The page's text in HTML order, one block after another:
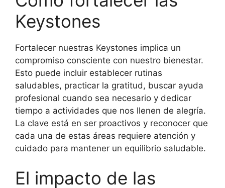
Keystones
Fortalecer nuestras Keystones implica un
compromiso consciente con nuestro bienestar.
Esto puede incluir establecer rutinas
saludables, practicar la gratitud, buscar ayuda
profesional cuando sea necesario y dedicar
tiempo a actividades que nos llenen de alegría.
La clave está en ser proactivos y reconocer que
cada una de estas áreas requiere atención y
cuidado para mantener un equilibrio saludable.
El impacto de las